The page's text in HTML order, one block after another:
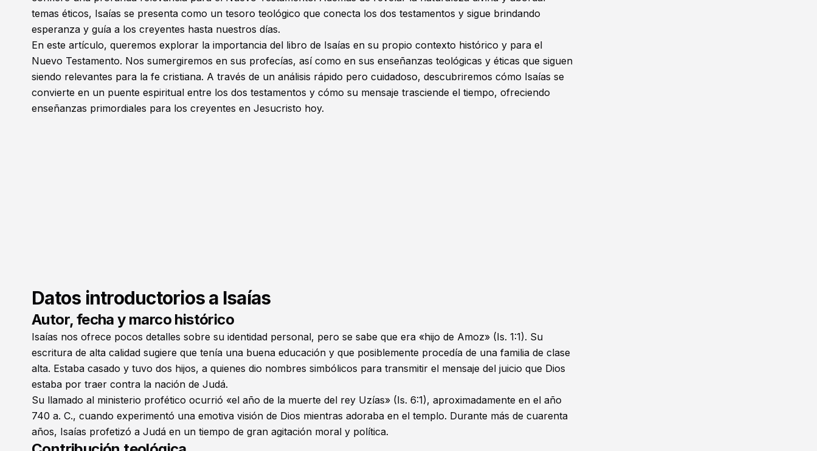
temas éticos, Isaías se presenta como un tesoro teológico que conecta los dos testamentos y sigue brindando
esperanza y guía a los creyentes hasta nuestros días.
En este artículo, queremos explorar la importancia del libro de Isaías en su propio contexto histórico y para el
Nuevo Testamento. Nos sumergiremos en sus profecías, así como en sus enseñanzas teológicas y éticas que siguen
siendo relevantes para la fe cristiana. A través de un análisis rápido pero cuidadoso, descubriremos cómo Isaías se
convierte en un puente espiritual entre los dos testamentos y cómo su mensaje trasciende el tiempo, ofreciendo
enseñanzas primordiales para los creyentes en Jesucristo hoy.
Datos introductorios a Isaías
Autor, fecha y marco histórico
Isaías nos ofrece pocos detalles sobre su identidad personal, pero se sabe que era «hijo de Amoz» (Is. 1:1). Su
escritura de alta calidad sugiere que tenía una buena educación y que posiblemente procedía de una familia de clase
alta. Estaba casado y tuvo dos hijos, a quienes dio nombres simbólicos para transmitir el mensaje del juicio que Dios
estaba por traer contra la nación de Judá.
Su llamado al ministerio profético ocurrió «el año de la muerte del rey Uzías» (Is. 6:1), aproximadamente en el año
740 a. C., cuando experimentó una emotiva visión de Dios mientras adoraba en el templo. Durante más de cuarenta
años, Isaías profetizó a Judá en un tiempo de gran agitación moral y política.